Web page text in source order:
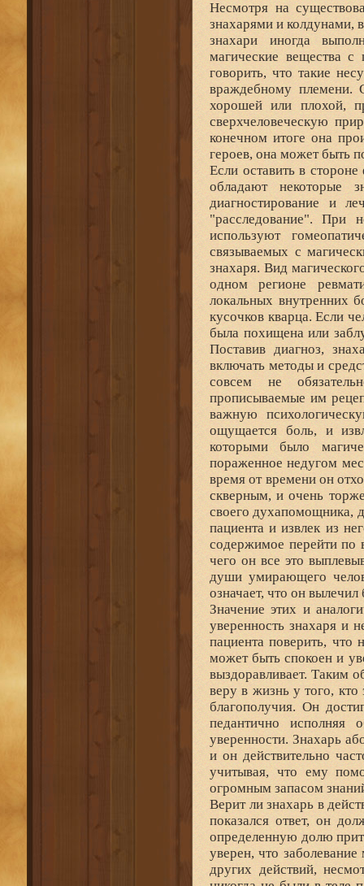
Несмотря на
знахарями и колдунами,
знахари иногда
магические вещества с
говорить, что такие
враждебному племени.
хорошей или плохой,
сверхчеловеческую
конечном итоге она
героев, она может быть
Если оставить в
обладают некоторые
диагностирование и
"расследование". При
используют
связываемых с
знахаря. Вид
одном регионе
локальных внутренних
кусочков кварца. Если
была похищена или
Поставив диагноз,
включать методы и
совсем не
прописываемые им
важную
ощущается боль, и
которыми было
пораженное недугом
время от времени он
скверным, и очень
своего духапомощника,
пациента и извлек из
содержимое перейти по
чего он все это
души умирающего
означает, что он вылечил
Значение этих и
уверенность знахаря и
пациента поверить, что
может быть спокоен и
выздоравливает. Таким
веру в жизнь у того,
благополучия. Он
педантично исполняя
уверенности. Знахарь
и он действительно
учитывая, что ему
огромным запасом
Верит ли знахарь в
показался ответ, он
определенную долю
уверен, что
других действий,